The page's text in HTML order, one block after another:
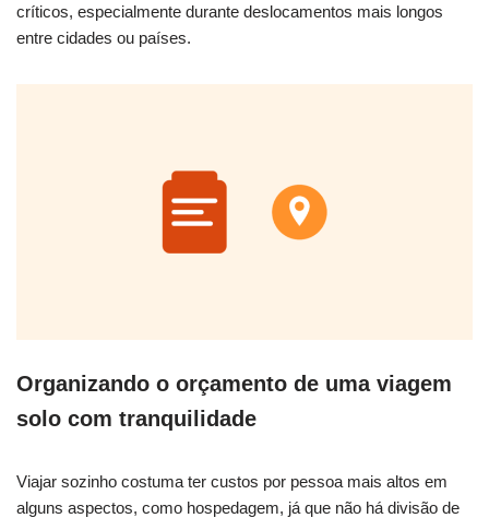
críticos, especialmente durante deslocamentos mais longos
entre cidades ou países.
Organizando o orçamento de uma viagem
solo com tranquilidade
Viajar sozinho costuma ter custos por pessoa mais altos em
alguns aspectos, como hospedagem, já que não há divisão de